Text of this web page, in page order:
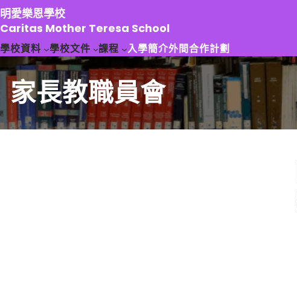
跳
至
主
要
容
明愛樂恩學校
Caritas Mother Teresa School
學校資料 學校文件 課程 入學簡介外間合作計劃
家長教職員會